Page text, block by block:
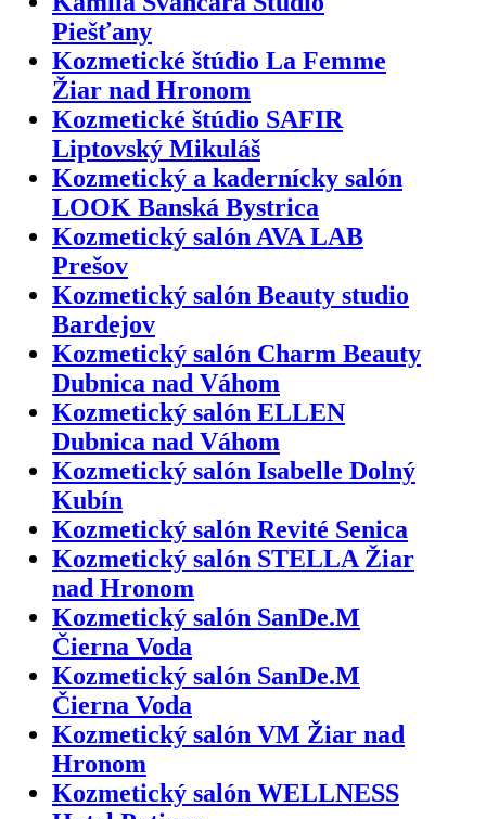
Piešťany
Kozmetické štúdio La Femme
Žiar nad Hronom
Kozmetické štúdio SAFIR
Liptovský Mikuláš
Kozmetický a kadernícky salón
LOOK Banská Bystrica
Kozmetický salón AVA LAB
Prešov
Kozmetický salón Beauty studio
Bardejov
Kozmetický salón Charm Beauty
Dubnica nad Váhom
Kozmetický salón ELLEN
Dubnica nad Váhom
Kozmetický salón Isabelle Dolný
Kubín
Kozmetický salón Revité Senica
Kozmetický salón STELLA Žiar
nad Hronom
Kozmetický salón SanDe.M
Čierna Voda
Kozmetický salón SanDe.M
Čierna Voda
Kozmetický salón VM Žiar nad
Hronom
Kozmetický salón WELLNESS